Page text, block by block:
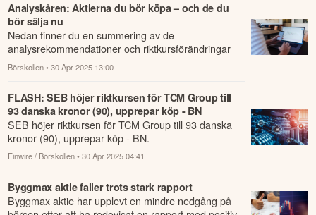
Analyskåren: Aktierna du bör köpa – och de du
bör sälja nu
Nedan finner du en summering av de
analysrekommendationer och riktkursförändringar
som har rapporterats om idag den 30 april.
Börskollen • 30 Apr 2025 13:00
FLASH: SEB höjer riktkursen för TCM Group till
93 danska kronor (90), upprepar köp - BN
SEB höjer riktkursen för TCM Group till 93 danska
kronor (90), upprepar köp - BN.
Finwire / Börskollen • 30 Apr 2025 04:41
Byggmax aktie faller trots stark rapport
Byggmax aktie har upplevt en mindre nedgång på